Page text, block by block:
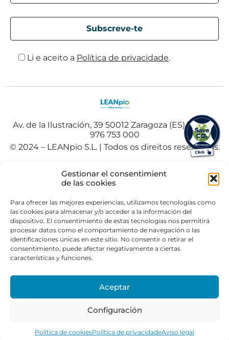
Gestionar el consentimient
de las cookies
Para ofrecer las mejores experiencias, utilizamos tecnologías como
las cookies para almacenar y/o acceder a la información del
dispositivo. El consentimiento de estas tecnologías nos permitirá
procesar datos como el comportamiento de navegación o las
identificaciones únicas en este sitio. No consentir o retirar el
consentimiento, puede afectar negativamente a ciertas
características y funciones.
Aceptar
Configuración
Política de cookiesPolítica de privacidadeAviso legal
Li e aceito a Política de privacidade.
Av. de la Ilustración, 39 50012 Zaragoza (ES) Tel. +34
976 753 000
© 2024 – LEANpio S.L. | Todos os direitos reservados.
Espanhol Polski
Portuguese